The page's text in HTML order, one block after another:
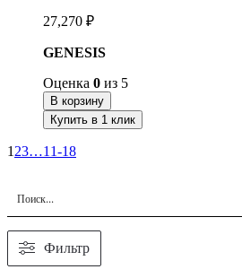
27,270 ₽
GENESIS
Оценка 0 из 5
В корзину
Купить в 1 клик
1 23…11-18
Фильтр